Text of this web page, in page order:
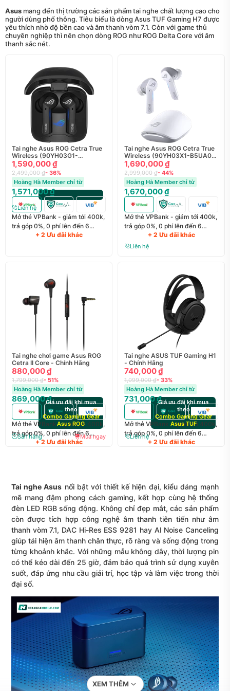
Asus mang đến thị trường các sản phẩm tai nghe chất lượng cao cho
người dùng phổ thông. Tiêu biểu là dòng Asus TUF Gaming H7 được
yêu thích nhờ độ bền cao và âm thanh vòm 7.1. Còn với game thủ
chuyên nghiệp thì nên chọn dòng ROG như ROG Delta Core với âm
thanh sắc nét.
Tai nghe Asus ROG Cetra True
Wireless (90YH03G1-
B5UA00) - Chính hãng
1,590,000 ₫
2,499,000 ₫- 36%
Hoàng Hà Member chỉ từ
1,571,000 ₫
Mở thẻ VPBank - giảm tới 400k,
trả góp 0%, 0 phí lên đến 6
+ 2 Ưu đãi khác
Liên hệ
Tai nghe Asus ROG Cetra True
Wireless (90YH03X1-B5UA00)
- Chính hãng
1,690,000 ₫
2,999,000 ₫- 44%
Hoàng Hà Member chỉ từ
1,670,000 ₫
Mở thẻ VPBank - giảm tới 400k,
trả góp 0%, 0 phí lên đến 6
+ 2 Ưu đãi khác
Liên hệ
Tai nghe chơi game Asus ROG
Cetra II Core - Chính Hãng
880,000 ₫
1,799,000 ₫- 51%
Hoàng Hà Member chỉ từ
869,000 ₫
Mở thẻ VPBank - giảm tới 400k,
trả góp 0%, 0 phí lên đến 6
+ 2 Ưu đãi khác
Giá ưu đãi khi mua
theo
Combo Gaming Gear
Asus ROG
Sẵn hàng
Mua ngay
Tai nghe ASUS TUF Gaming H1
- Chính Hãng
740,000 ₫
1,099,000 ₫- 33%
Hoàng Hà Member chỉ từ
731,000 ₫
Mở thẻ VPBank - giảm tới 400k,
trả góp 0%, 0 phí lên đến 6
+ 2 Ưu đãi khác
Giá ưu đãi khi mua
theo
Combo Gaming Gear
Asus TUF
Liên hệ
Tai nghe Asus nổi bật với thiết kế hiện đại, kiểu dáng mạnh
mẽ mang đậm phong cách gaming, kết hợp cùng hệ thống
đèn LED RGB sống động. Không chỉ đẹp mắt, các sản phẩm
còn được tích hợp công nghệ âm thanh tiên tiến như âm
thanh vòm 7.1, DAC Hi-Res ESS 9281 hay AI Noise Canceling
giúp tái hiện âm thanh chân thực, rõ ràng và sống động trong
từng khoảnh khắc. Với những mẫu không dây, thời lượng pin
có thể kéo dài đến 25 giờ, đảm bảo quá trình sử dụng xuyên
suốt, đáp ứng nhu cầu giải trí, học tập và làm việc trong thời
đại số.
XEM THÊM